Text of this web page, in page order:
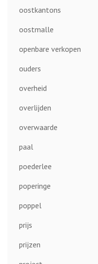
oostkantons
oostmalle
openbare verkopen
ouders
overheid
overlijden
overwaarde
paal
poederlee
poperinge
poppel
prijs
prijzen